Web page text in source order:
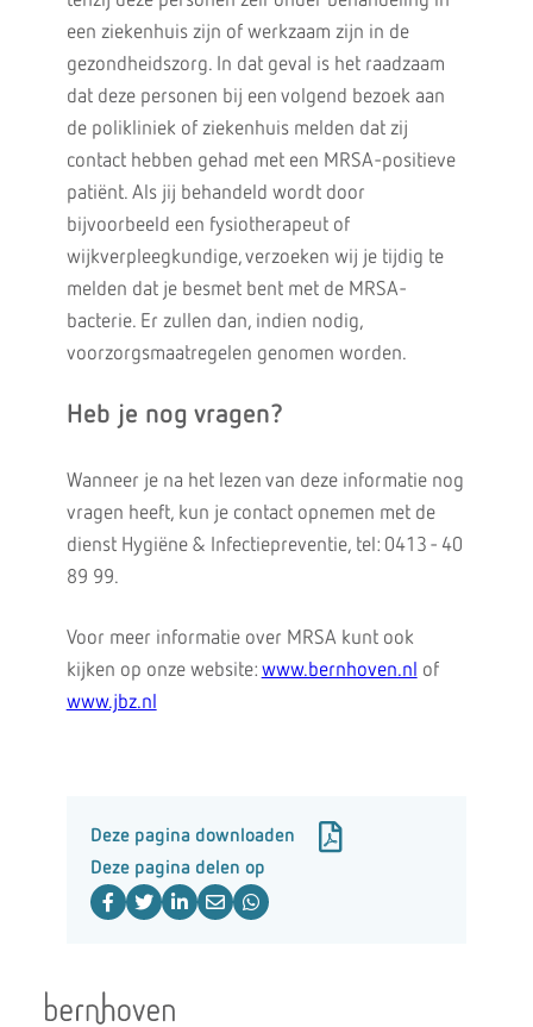
een ziekenhuis zijn of werkzaam zijn in de
gezondheidszorg. In dat geval is het raadzaam
dat deze personen bij een volgend bezoek aan
de polikliniek of ziekenhuis melden dat zij
contact hebben gehad met een MRSA-positieve
patiënt. Als jij behandeld wordt door
bijvoorbeeld een fysiotherapeut of
wijkverpleegkundige, verzoeken wij je tijdig te
melden dat je besmet bent met de MRSA-
bacterie. Er zullen dan, indien nodig,
voorzorgsmaatregelen genomen worden.
Heb je nog vragen?
Wanneer je na het lezen van deze informatie nog
vragen heeft, kun je contact opnemen met de
dienst Hygiëne & Infectiepreventie, tel: 0413 - 40
89 99.
Voor meer informatie over MRSA kunt ook
kijken op onze website: www.bernhoven.nl of
www.jbz.nl
Deze pagina downloaden
Deze pagina delen op